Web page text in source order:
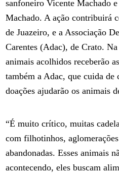
sanfoneiro Vicente Machado
Machado. A ação contribuirá
de Juazeiro, e a Associação
Carentes (Adac), de Crato.
animais acolhidos receberão
também a Adac, que cuida de
doações ajudarão os animais
“É muito crítico, muitas
com filhotinhos,
abandonadas. Esses animais
acontecendo, eles buscam